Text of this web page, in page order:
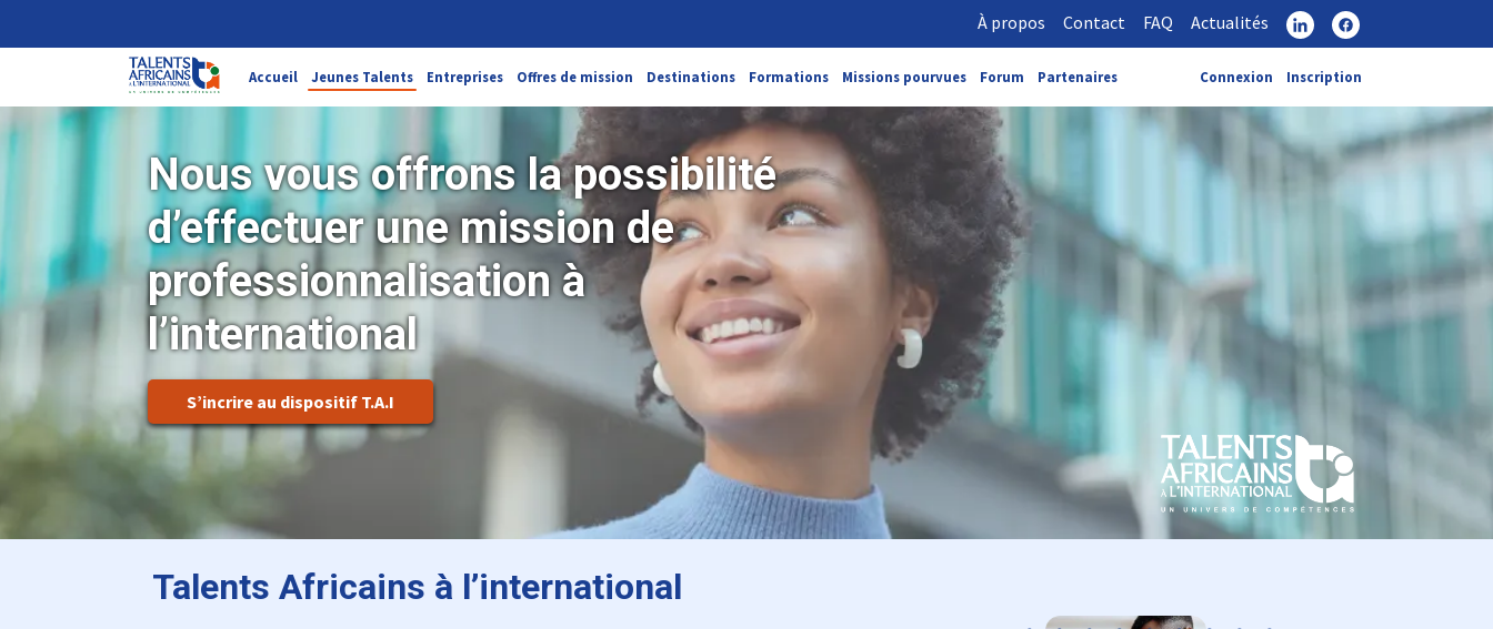
À propos Contact FAQ Actualités
Accueil Jeunes Talents Entreprises Offres de mission Destinations Formations Missions pourvues Forum Partenaires Connexion Inscription
Nous vous offrons la possibilité
d’effectuer une mission de
professionnalisation à
l’international
S’incrire au dispositif T.A.I
Talents Africains à l’international